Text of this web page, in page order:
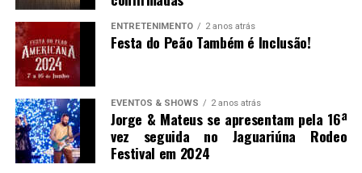
ENTRETENIMENTO 2 anos atrás
Festa do Peão Também é Inclusão!
EVENTOS & SHOWS 2 anos atrás
Jorge & Mateus se apresentam pela 16ª
vez seguida no Jaguariúna Rodeo
Festival em 2024